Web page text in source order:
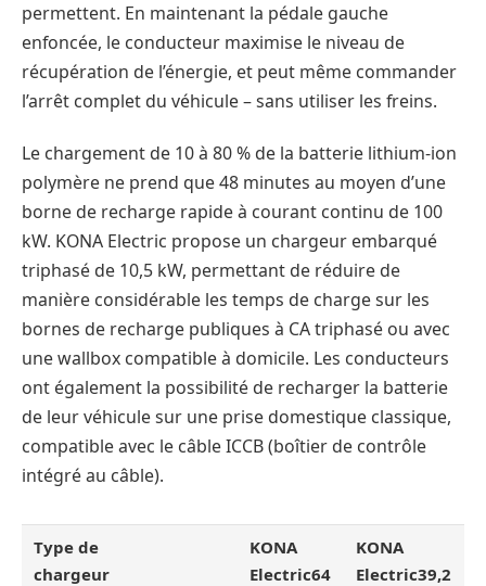
permettent. En maintenant la pédale gauche
enfoncée, le conducteur maximise le niveau de
récupération de l’énergie, et peut même commander
l’arrêt complet du véhicule – sans utiliser les freins.
Le chargement de 10 à 80 % de la batterie lithium-ion
polymère ne prend que 48 minutes au moyen d’une
borne de recharge rapide à courant continu de 100
kW. KONA Electric propose un chargeur embarqué
triphasé de 10,5 kW, permettant de réduire de
manière considérable les temps de charge sur les
bornes de recharge publiques à CA triphasé ou avec
une wallbox compatible à domicile. Les conducteurs
ont également la possibilité de recharger la batterie
de leur véhicule sur une prise domestique classique,
compatible avec le câble ICCB (boîtier de contrôle
intégré au câble).
Type de
chargeur
KONA
Electric64
KONA
Electric39,2